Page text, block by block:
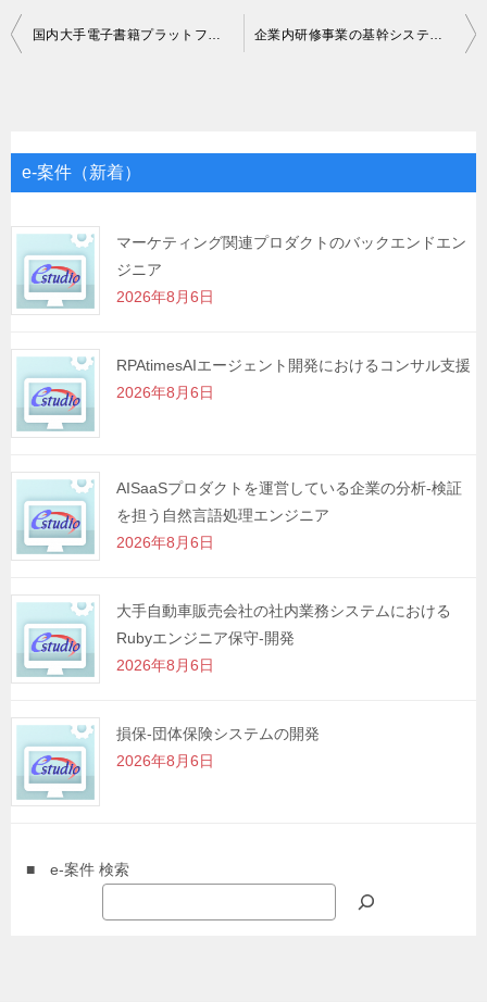
投
ゲ
シ
ョ
ン
国内大手電子書籍プラットフォーム展開企業におけるサーバーサイドエンジニア 企業内研修事業の基幹システム開発案件
e-案件（新着）
マーケティング関連プロダクトのバックエンドエン
ジニア
2026年8月6日
RPAtimesAIエージェント開発におけるコンサル支援
2026年8月6日
AISaaSプロダクトを運営している企業の分析-検証
を担う自然言語処理エンジニア
2026年8月6日
大手自動車販売会社の社内業務システムにおける
Rubyエンジニア保守-開発
2026年8月6日
損保-団体保険システムの開発
2026年8月6日
■ e-案件 検索